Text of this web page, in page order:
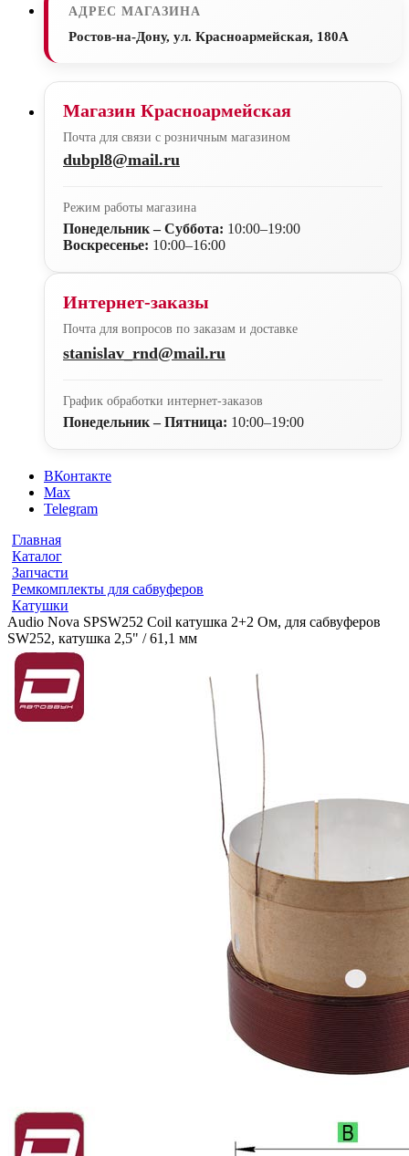
АДРЕС МАГАЗИНА
Ростов-на-Дону, ул. Красноармейская, 180А
Магазин Красноармейская
Почта для связи с розничным магазином
dubpl8@mail.ru
Режим работы магазина
Понедельник – Суббота: 10:00–19:00
Воскресенье: 10:00–16:00
Интернет-заказы
Почта для вопросов по заказам и доставке
stanislav_rnd@mail.ru
График обработки интернет-заказов
Понедельник – Пятница: 10:00–19:00
ВКонтакте
Max
Telegram
Главная
Каталог
Запчасти
Ремкомплекты для сабвуферов
Катушки
Audio Nova SPSW252 Coil катушка 2+2 Ом, для сабвуферов
SW252, катушка 2,5" / 61,1 мм